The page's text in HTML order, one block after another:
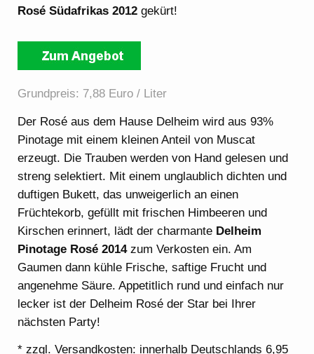
Rosé Südafrikas 2012 gekürt!
Grundpreis: 7,88 Euro / Liter
Der Rosé aus dem Hause Delheim wird aus 93%
Pinotage mit einem kleinen Anteil von Muscat
erzeugt. Die Trauben werden von Hand gelesen und
streng selektiert. Mit einem unglaublich dichten und
duftigen Bukett, das unweigerlich an einen
Früchtekorb, gefüllt mit frischen Himbeeren und
Kirschen erinnert, lädt der charmante Delheim
Pinotage Rosé 2014zum Verkosten ein. Am
Gaumen dann kühle Frische, saftige Frucht und
angenehme Säure. Appetitlich rund und einfach nur
lecker ist der Delheim Rosé der Star bei Ihrer
nächsten Party!
* zzgl. Versandkosten: innerhalb Deutschlands 6,95